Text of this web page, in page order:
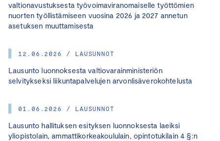
valtionavustuksesta työvoimaviranomaiselle työttömien
nuorten työllistämiseen vuosina 2026 ja 2027 annetun
asetuksen muuttamisesta
12.06.2026 / LAUSUNNOT
Lausunto luonnoksesta valtiovarainministeriön
selvitykseksi liikuntapalvelujen arvonlisäverokohtelusta
01.06.2026 / LAUSUNNOT
Lausunto hallituksen esityksen luonnoksesta laeiksi
yliopistolain, ammattikorkeakoululain, opintotukilain 4 §:n